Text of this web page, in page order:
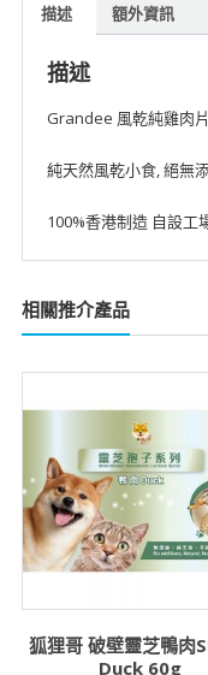
描述 額外資訊
描述
Grandee 風乾純雞肉
純天然風乾小食, 絕無
100%香港制造 自設工
相關推介產品
狐狸哥 破壁靈芝鴨肉
Duck 60g